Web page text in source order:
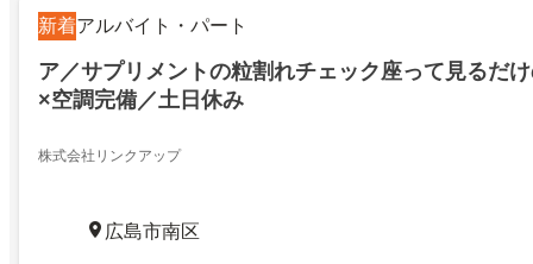
新着アルバイト・パート
ア／サプリメントの粒割れチェック座って見るだ
×空調完備／土日休み
株式会社リンクアップ
広島市南区